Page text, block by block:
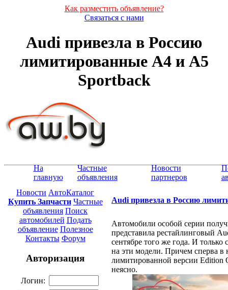
Как разместить объявление?
Связаться с нами
Audi привезла в Россию
лимитированные A4 и A5
Sportback
На
главную
Частные
объявления
Новости
партнеров
Новости АвтоКаталог
Купить Запчасти Частные
объявления Поиск
автомобилей Подать
объявление Полезное
Контакты Форум
Авторизация
Логин:
Audi привезла в Россию
Автомобили особой серии
представила рестайлинговый
сентябре того же года. И только
на эти модели. Причем сперва
лимитированной версии Edition
неясно.